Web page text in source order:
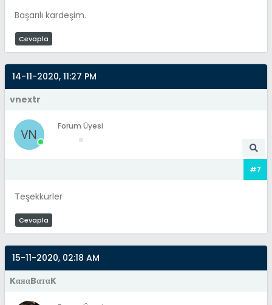
Başarılı kardeşim.
Cevapla
14-11-2020, 11:27 PM
vnextr
Forum Üyesi
#7
Teşekkürler
Cevapla
15-11-2020, 02:18 AM
KαяαBαтαK